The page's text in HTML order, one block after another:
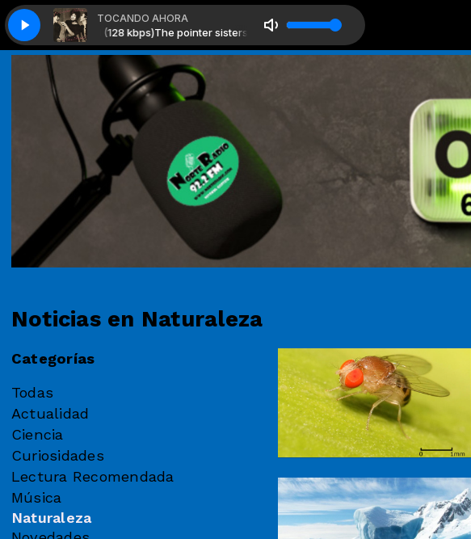
TOCANDO AHORA
so excited (128 kbps)The pointer sisters - I'm so excited (128 kbps)
PEKEÑO TERNASKOPEKEÑO TERNASKO con PEKEÑO TERNASKO
Noticias en Naturaleza
Categorías
Todas
Actualidad
Ciencia
Curiosidades
Lectura Recomendada
Música
Naturaleza